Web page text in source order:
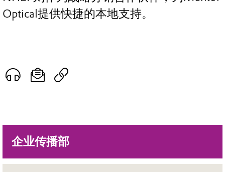
企业传播部
Optical提供快捷的本地支持。